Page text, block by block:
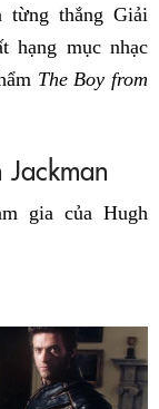
từng thắng Giải
hạng mục nhạc
The Boy from
gia của Hugh